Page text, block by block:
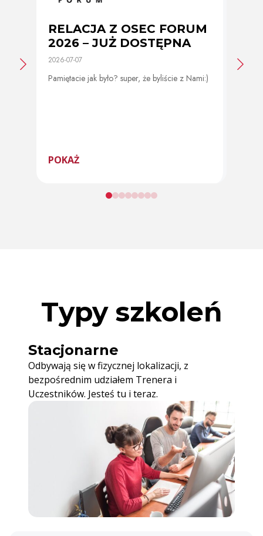
RELACJA Z OSEC FORUM
2026 – JUŻ DOSTĘPNA
2026-07-07
Pamiętacie jak było? super, że byliście z Nami:)
POKAŻ
2026-
Typy szkoleń
Stacjonarne
Odbywają się w fizycznej lokalizacji, z
bezpośrednim udziałem Trenera i
Uczestników. Jesteś tu i teraz.